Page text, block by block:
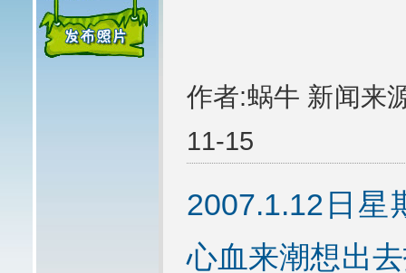
作者:蜗牛 新闻来
11-15
2007.1.12日
心血来潮想出